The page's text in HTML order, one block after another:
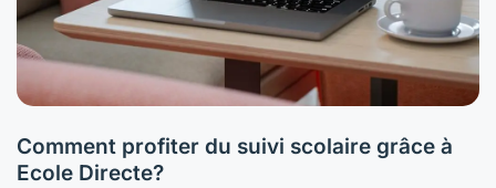
Comment profiter du suivi scolaire grâce à
Ecole Directe?